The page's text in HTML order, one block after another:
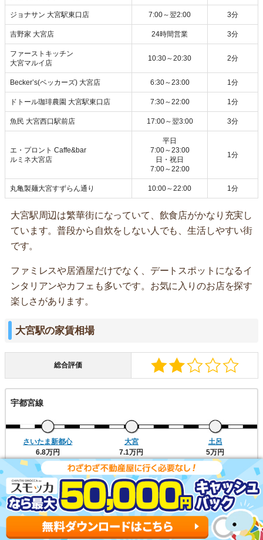
ジョナサン 大宮駅東口店 7:00～翌2:00 3分
吉野家 大宮店 24時間営業 3分
ファーストキッチン
大宮マルイ店
10:30～20:30 2分
Becker’s(ベッカーズ) 大宮店 6:30～23:00 1分
ドトール珈琲農園 大宮駅東口店 7:30～22:00 1分
魚民 大宮西口駅前店 17:00～翌3:00 3分
エ・プロント Caffe&bar
ルミネ大宮店
平日
7:00～23:00
日・祝日
7:00～22:00
1分
丸亀製麺大宮すずらん通り 10:00～22:00 1分
大宮駅周辺は繁華街になっていて、飲食店がかなり充実し
ています。普段から自炊をしない人でも、生活しやすい街
です。
ファミレスや居酒屋だけでなく、デートスポットになるイ
ンタリアンやカフェも多いです。お気に入りのお店を探す
楽しさがあります。
大宮駅の家賃相場
総合評価
宇都宮線
さいたま新都心
6.8万円
大宮
7.1万円
土呂
5万円
高崎線